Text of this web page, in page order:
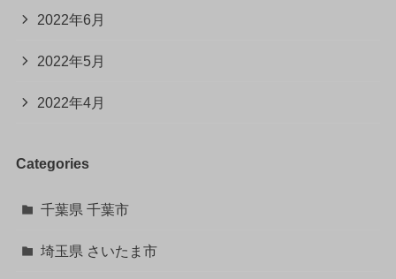
2022年6月
2022年5月
2022年4月
Categories
千葉県 千葉市
埼玉県 さいたま市